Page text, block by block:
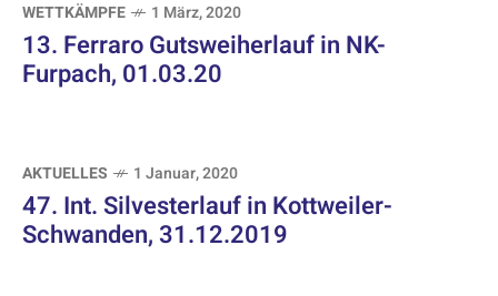
WETTKÄMPFE 1 März, 2020
13. Ferraro Gutsweiherlauf in NK-
Furpach, 01.03.20
AKTUELLES 1 Januar, 2020
47. Int. Silvesterlauf in Kottweiler-
Schwanden, 31.12.2019